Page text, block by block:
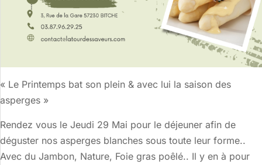
« Le Printemps bat son plein & avec lui la saison des
asperges »
Rendez vous le Jeudi 29 Mai pour le déjeuner afin de
déguster nos asperges blanches sous toute leur forme..
Avec du Jambon, Nature, Foie gras poêlé.. Il y en à pour